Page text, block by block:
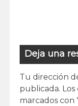
Deja una
Tu dirección
publicada.
marcados con